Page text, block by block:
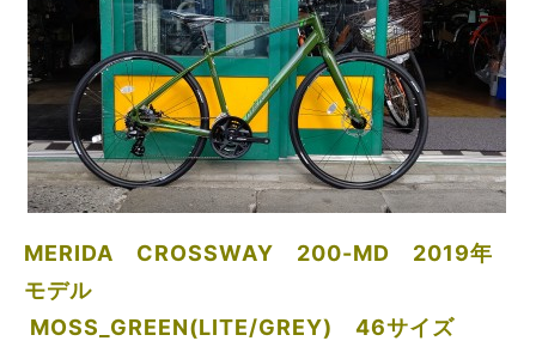
MERIDA CROSSWAY 200-MD 2019年
モデル
MOSS_GREEN(LITE/GREY) 46サイズ